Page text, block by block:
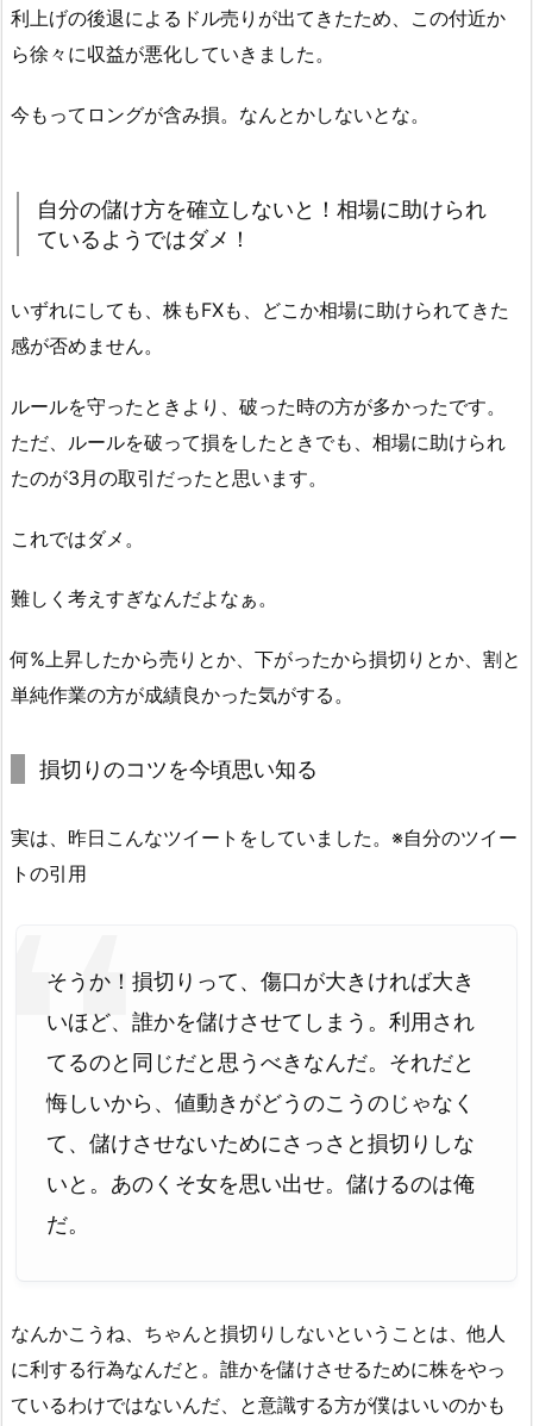
利上げの後退によるドル売りが出てきたため、この付近か
ら徐々に収益が悪化していきました。
今もってロングが含み損。なんとかしないとな。
自分の儲け方を確立しないと！相場に助けられ
ているようではダメ！
いずれにしても、株もFXも、どこか相場に助けられてきた
感が否めません。
ルールを守ったときより、破った時の方が多かったです。
ただ、ルールを破って損をしたときでも、相場に助けられ
たのが3月の取引だったと思います。
これではダメ。
難しく考えすぎなんだよなぁ。
何%上昇したから売りとか、下がったから損切りとか、割と
単純作業の方が成績良かった気がする。
損切りのコツを今頃思い知る
実は、昨日こんなツイートをしていました。※自分のツイー
トの引用
そうか！損切りって、傷口が大きければ大き
いほど、誰かを儲けさせてしまう。利用され
てるのと同じだと思うべきなんだ。それだと
悔しいから、値動きがどうのこうのじゃなく
て、儲けさせないためにさっさと損切りしな
いと。あのくそ女を思い出せ。儲けるのは俺
だ。
なんかこうね、ちゃんと損切りしないということは、他人
に利する行為なんだと。誰かを儲けさせるために株をやっ
ているわけではないんだ、と意識する方が僕はいいのかも